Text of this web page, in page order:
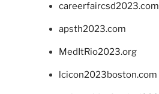
careerfaircsd2023.com
apsth2023.com
MedItRio2023.org
lcicon2023boston.com